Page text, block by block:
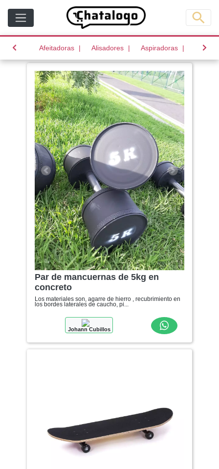
Afeitadoras (current)Alisadores (current)Aspiradoras (current)
Anterior Siguiente
Par de mancuernas de 5kg en
concreto
Los materiales son, agarre de hierro , recubrimiento en
los bordes laterales de caucho, pi...
Johann Cubillos